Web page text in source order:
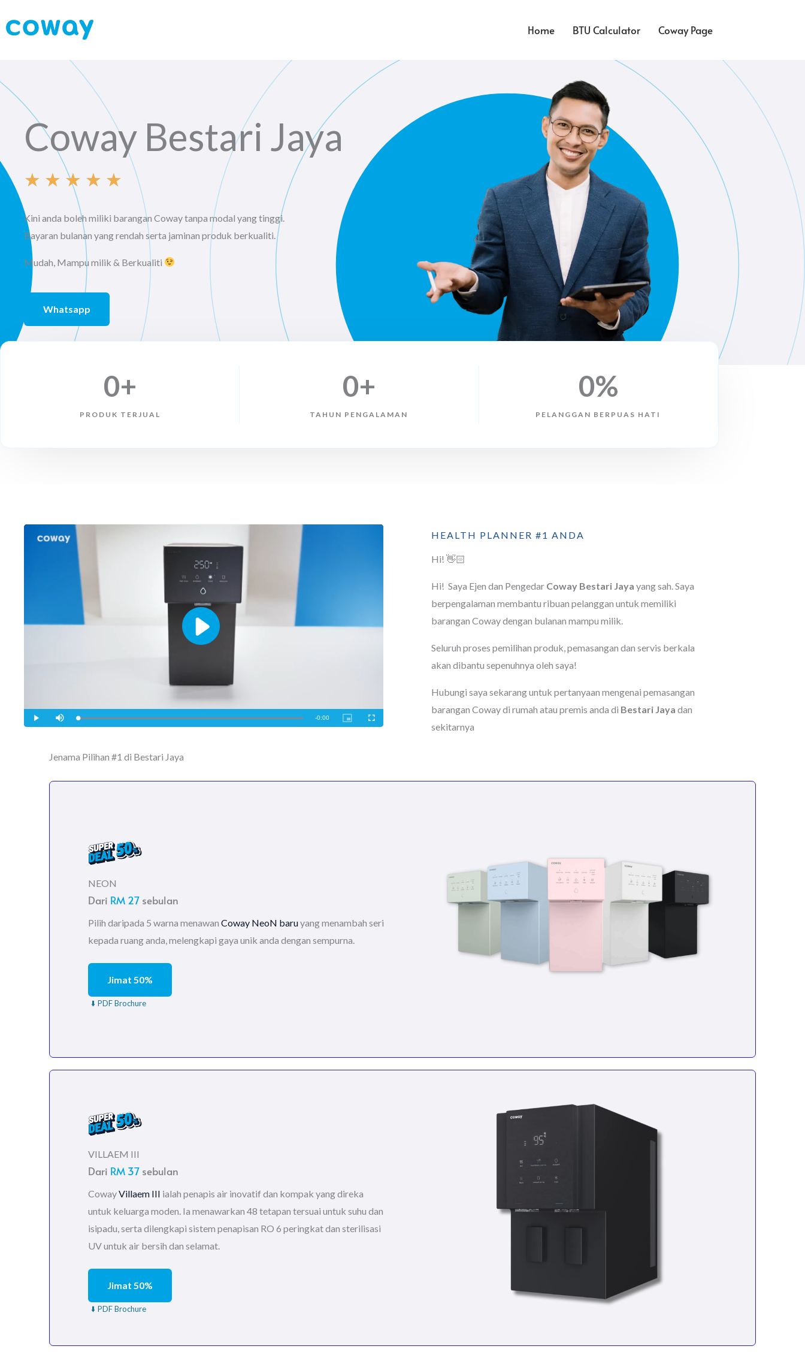
to
Home BTU Calculator Coway Page
Coway Bestari Jaya
★ ★ ★ ★ ★
a
t
o
Kini anda boleh miliki barangan Coway tanpa modal yang tinggi.
Bayaran bulanan yang rendah serta jaminan produk berkualiti.
Mudah, Mampu milik & Berkualiti
Whatsapp
PRODUK TERJUAL
0+
TAHUN PENGALAMAN
0+
PELANGGAN BERPUAS HATI
0%
HEALTH PLANNER #1 ANDA
Hi! 👋🏻
Hi! Saya Ejen dan Pengedar Coway Bestari Jaya yang sah. Saya
berpengalaman membantu ribuan pelanggan untuk memiliki
barangan Coway dengan bulanan mampu milik.
Seluruh proses pemilihan produk, pemasangan dan servis berkala
akan dibantu sepenuhnya oleh saya!
Hubungi saya sekarang untuk pertanyaan mengenai pemasangan
barangan Coway di rumah atau premis anda di Bestari Jaya dan
sekitarnya
Jenama Pilihan #1 di Bestari Jaya
NEON
Dari RM 27 sebulan
Pilih daripada 5 warna menawan Coway NeoN baruyang menambah seri
kepada ruang anda, melengkapi gaya unik anda dengan sempurna.
Jimat 50%
⬇️ PDF Brochure
VILLAEM III
Dari RM 37 sebulan
CowayVillaem III ialah penapis air inovatif dan kompak yang direka
untuk keluarga moden. Ia menawarkan 48 tetapan tersuai untuk suhu dan
isipadu, serta dilengkapi sistem penapisan RO 6 peringkat dan sterilisasi
UV untuk air bersih dan selamat.
Jimat 50%
⬇️ PDF Brochure